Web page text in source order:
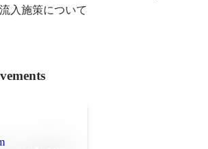
入施策について